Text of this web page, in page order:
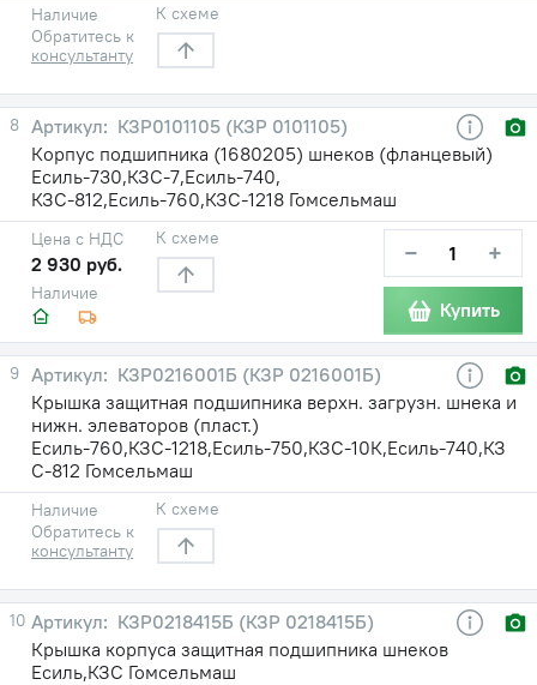
Наличие
Обратитесь к
консультанту
К схеме
8
КЗР0101105 (КЗР 0101105)
Корпус подшипника (1680205) шнеков (фланцевый)
Есиль-730,КЗС-7,Есиль-740,
КЗС-812,Есиль-760,КЗС-1218 Гомсельмаш
Наличие
Цена с НДС
2 930 руб.
К схеме − +
Купить
9
КЗР0216001Б (КЗР 0216001Б)
Крышка защитная подшипника верхн. загрузн. шнека и
нижн. элеваторов (пласт.)
Есиль-760,КЗС-1218,Есиль-750,КЗС-10К,Есиль-740,КЗ
С-812 Гомсельмаш
Наличие
Обратитесь к
консультанту
К схеме
10
КЗР0218415Б (КЗР 0218415Б)
Крышка корпуса защитная подшипника шнеков
Есиль,КЗС Гомсельмаш